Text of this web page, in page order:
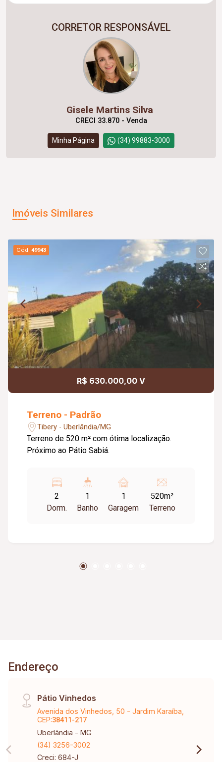
CORRETOR RESPONSÁVEL
Gisele Martins Silva
CRECI 33.870 - Venda
Minha Página (34) 99883-3000
Imóveis Similares
Cód.49943
R$ 630.000,00 V
Terreno - Padrão
Tibery - Uberlândia/MG
Terreno de 520 m² com ótima localização.
Próximo ao Pátio Sabiá.
2
Dorm.
1
Banho
1
Garagem
520m²
Terreno
Endereço
Pátio Vinhedos
Avenida dos Vinhedos, 50 - Jardim Karaíba,
CEP:38411-217
Uberlândia - MG
(34) 3256-3002
Creci: 684-J